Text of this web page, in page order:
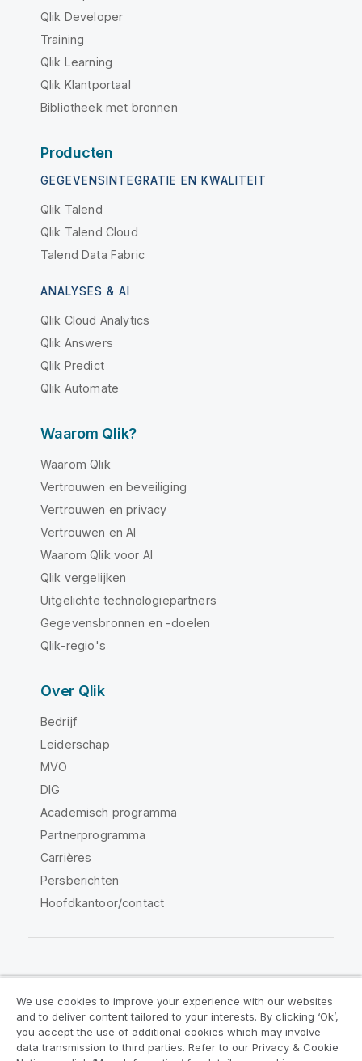
Qlik Developer
Training
Qlik Learning
Qlik Klantportaal
Bibliotheek met bronnen
Producten
GEGEVENSINTEGRATIE EN KWALITEIT
Qlik Talend
Qlik Talend Cloud
Talend Data Fabric
ANALYSES & AI
Qlik Cloud Analytics
Qlik Answers
Qlik Predict
Qlik Automate
Waarom Qlik?
Waarom Qlik
Vertrouwen en beveiliging
Vertrouwen en privacy
Vertrouwen en AI
Waarom Qlik voor AI
Qlik vergelijken
Uitgelichte technologiepartners
Gegevensbronnen en -doelen
Qlik-regio's
Over Qlik
Bedrijf
Leiderschap
MVO
DIG
Academisch programma
Partnerprogramma
Carrières
Persberichten
Hoofdkantoor/contact
Juridische overeenkomsten
Productvoorwaarden
Legal Policies
We use cookies to improve your experience with our websites
and to deliver content tailored to your interests. By clicking ‘Ok’,
you accept the use of additional cookies which may involve
data transmission to third parties. Refer to our Privacy & Cookie